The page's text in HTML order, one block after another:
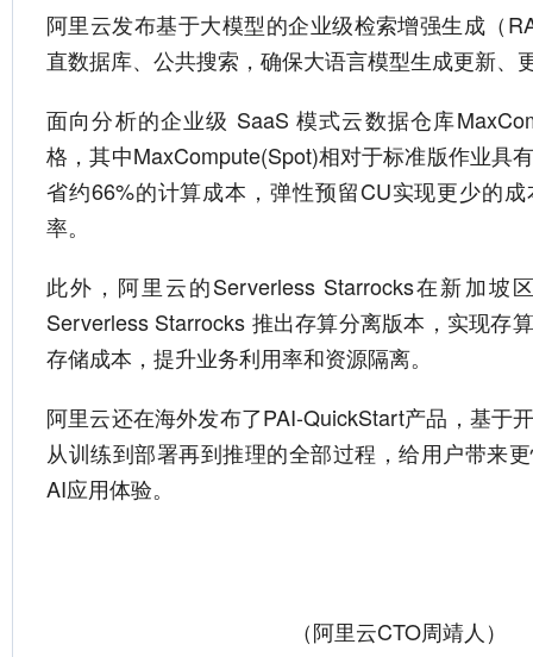
阿里云发布基于大模型的企业级检索增强生成（
直数据库、公共搜索，确保大语言模型生成更新、
面向分析的企业级 SaaS 模式云数据仓库
格，其中MaxCompute(Spot)相对于标准版作业具
省约66%的计算成本，弹性预留CU实现更少的
率。
此外，阿里云的Serverless Starrocks在新加坡
Serverless Starrocks 推出存算分离版本，实现存
存储成本，提升业务利用率和资源隔离。
阿里云还在海外发布了PAI-QuickStart产品，基于
从训练到部署再到推理的全部过程，给用户带来
AI应用体验。
（阿里云CTO周靖人）